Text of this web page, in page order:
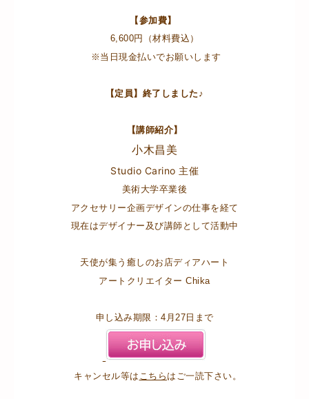
【参加費】
6,600円（材料費込）
※当日現金払いでお願いします
【定員】終了しました♪
【講師紹介】
小木昌美
Studio Carino 主催
美術大学卒業後
アクセサリー企画デザインの仕事を経て
現在はデザイナー及び講師として活動中
天使が集う癒しのお店ディアハート
アートクリエイター Chika
申し込み期限：4月27日まで
キャンセル等は こちら はご一読下さい。